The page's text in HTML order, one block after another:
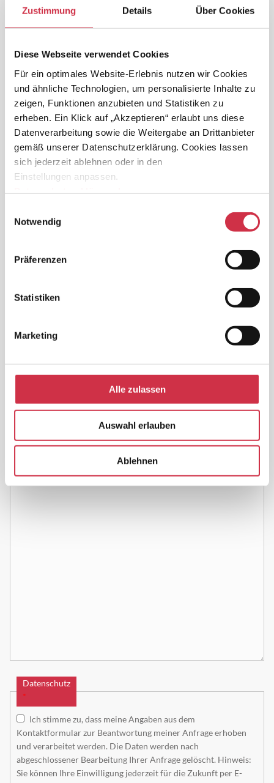
Zustimmung Details Über Cookies
Diese Webseite verwendet Cookies
Für ein optimales Website-Erlebnis nutzen wir Cookies
und ähnliche Technologien, um personalisierte Inhalte zu
zeigen, Funktionen anzubieten und Statistiken zu
erheben. Ein Klick auf „Akzeptieren“ erlaubt uns diese
Datenverarbeitung sowie die Weitergabe an Drittanbieter
gemäß unserer Datenschutzerklärung. Cookies lassen
sich jederzeit ablehnen oder in den
Einstellungen anpassen.
Notwendig
Präferenzen
Statistiken
Marketing
Alle zulassen
Auswahl erlauben
Ablehnen
„Der Hof“ geschlossen.
Für Feierlichkeiten an Mon-, und Dienstagen können Sie uns
Terrasse nicht gestattet sind.
GUTSCHEINE
Sie möchten jemandem eine Freude machen und einen Gutschein
verschenken?
Während unserer Öffnungszeiten ist das ganz einfach und mit
individuellem Wert möglich. Sprechen Sie uns einfach an, oder
Ihre Nachricht*
Datenschutz
*
Ich stimme zu, dass meine Angaben aus dem
Kontaktformular zur Beantwortung meiner Anfrage erhoben
und verarbeitet werden. Die Daten werden nach
abgeschlossener Bearbeitung Ihrer Anfrage gelöscht. Hinweis:
Sie können Ihre Einwilligung jederzeit für die Zukunft per E-